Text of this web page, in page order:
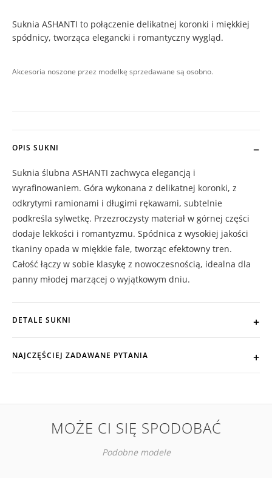
Suknia ASHANTI to połączenie delikatnej koronki i miękkiej
spódnicy, tworząca elegancki i romantyczny wygląd.
Akcesoria noszone przez modelkę sprzedawane są osobno.
OPIS SUKNI
Suknia ślubna ASHANTI zachwyca elegancją i
wyrafinowaniem. Góra wykonana z delikatnej koronki, z
odkrytymi ramionami i długimi rękawami, subtelnie
podkreśla sylwetkę. Przezroczysty materiał w górnej części
dodaje lekkości i romantyzmu. Spódnica z wysokiej jakości
tkaniny opada w miękkie fale, tworząc efektowny tren.
Całość łączy w sobie klasykę z nowoczesnością, idealna dla
panny młodej marzącej o wyjątkowym dniu.
DETALE SUKNI
NAJCZĘŚCIEJ ZADAWANE PYTANIA
MOŻE CI SIĘ SPODOBAĆ
Podobne modele